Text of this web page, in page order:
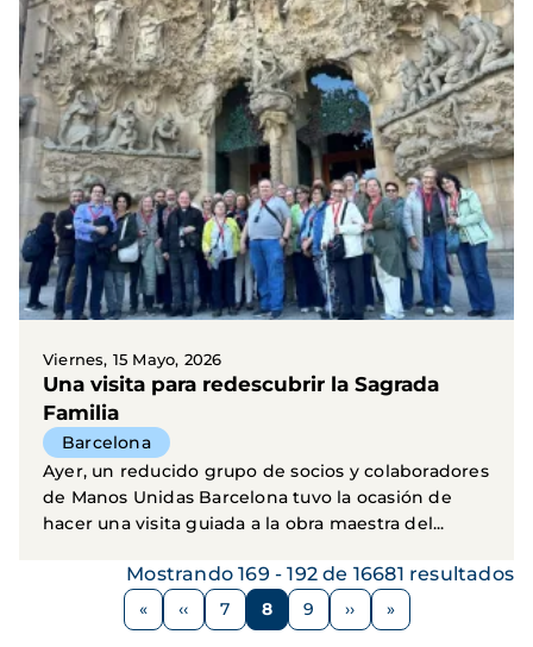
Viernes, 15 Mayo, 2026
Una visita para redescubrir la Sagrada
Familia
Barcelona
Ayer, un reducido grupo de socios y colaboradores
de Manos Unidas Barcelona tuvo la ocasión de
hacer una visita guiada a la obra maestra del...
Paginación
Página
‹‹ Página
7 Página
8 Página
9
Siguiente
››
Mostrando 169 - 192 de 16681 resultados